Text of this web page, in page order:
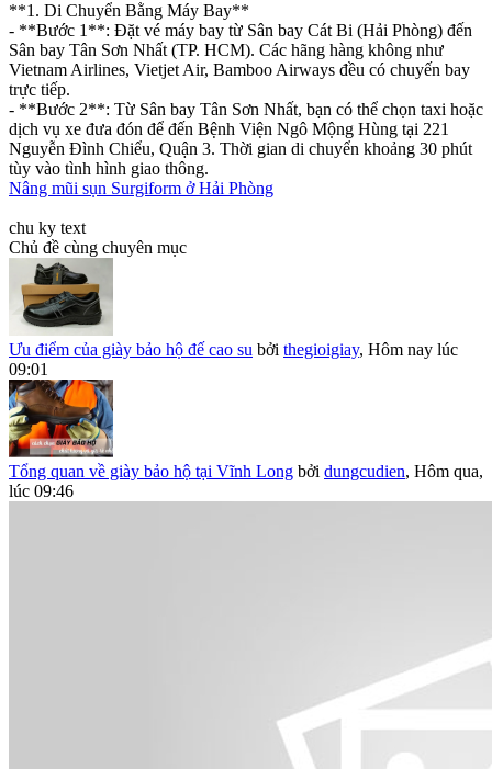
**1. Di Chuyển Bằng Máy Bay**
- **Bước 1**: Đặt vé máy bay từ Sân bay Cát Bi (Hải Phòng) đến
Sân bay Tân Sơn Nhất (TP. HCM). Các hãng hàng không như
Vietnam Airlines, Vietjet Air, Bamboo Airways đều có chuyến bay
trực tiếp.
- **Bước 2**: Từ Sân bay Tân Sơn Nhất, bạn có thể chọn taxi hoặc
dịch vụ xe đưa đón để đến Bệnh Viện Ngô Mộng Hùng tại 221
Nguyễn Đình Chiểu, Quận 3. Thời gian di chuyển khoảng 30 phút
tùy vào tình hình giao thông.
Nâng mũi sụn Surgiform ở Hải Phòng
chu ky text
Chủ đề cùng chuyên mục
Ưu điểm của giày bảo hộ đế cao su bởi thegioigiay, Hôm nay lúc
09:01
Tổng quan về giày bảo hộ tại Vĩnh Long bởi dungcudien, Hôm qua,
lúc 09:46